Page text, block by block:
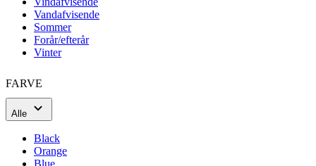
FARVE
Alle
Black
Orange
Blue
White